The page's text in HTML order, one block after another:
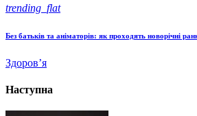
trending_flat
Без батьків та аніматорів: як проходять новорічні
Здоров’я
Наступна